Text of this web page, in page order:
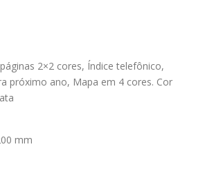
2×2 cores, Índice telefônico,
próximo ano, Mapa em 4 cores. Cor
mm